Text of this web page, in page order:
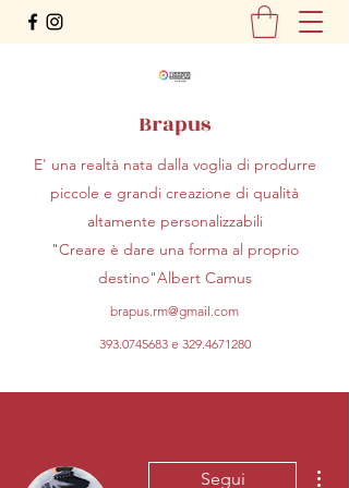
Brapus
E' una realtà nata dalla voglia di produrre
piccole e grandi creazione di qualità
altamente personalizzabili
"Creare è dare una forma al proprio
destino"Albert Camus
brapus.rm@gmail.com
393.0745683e 329.4671280
Segui